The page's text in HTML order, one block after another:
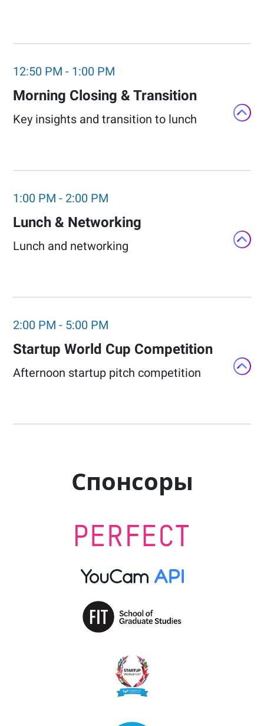
12:50 PM - 1:00 PM
Morning Closing & Transition​
Key insights and transition to lunch​
1:00 PM - 2:00 PM
Lunch & Networking​
Lunch and networking
2:00 PM - 5:00 PM
Startup World Cup Competition​
Afternoon startup pitch competition​
Спонсоры